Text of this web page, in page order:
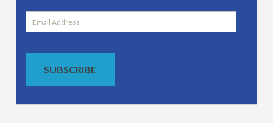
Email
Address
SUBSCRIBE